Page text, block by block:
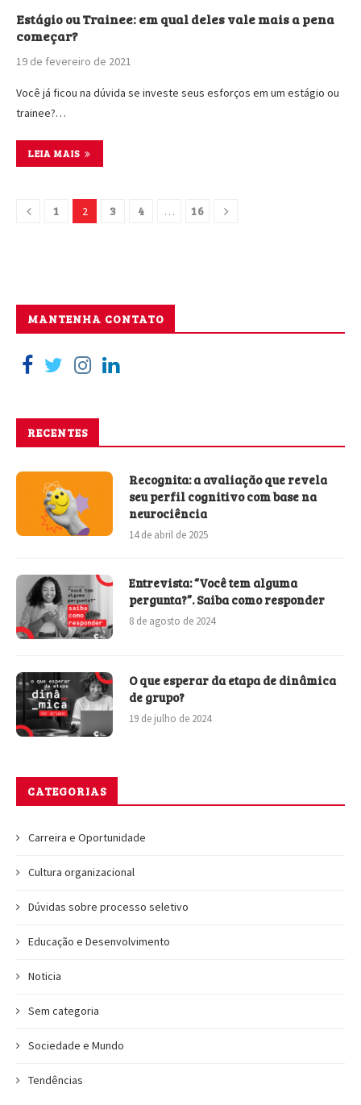
Estágio ou Trainee: em qual deles vale mais a pena
começar?
19 de fevereiro de 2021
Você já ficou na dúvida se investe seus esforços em um estágio ou
trainee?…
LEIA MAIS
1 2 3 4 … 16
MANTENHA CONTATO
RECENTES
Recognita: a avaliação que revela
seu perfil cognitivo com base na
neurociência
14 de abril de 2025
Entrevista: “Você tem alguma
pergunta?”. Saiba como responder
8 de agosto de 2024
O que esperar da etapa de dinâmica
de grupo?
19 de julho de 2024
CATEGORIAS
Carreira e Oportunidade
Cultura organizacional
Dúvidas sobre processo seletivo
Educação e Desenvolvimento
Noticia
Sem categoria
Sociedade e Mundo
Tendências